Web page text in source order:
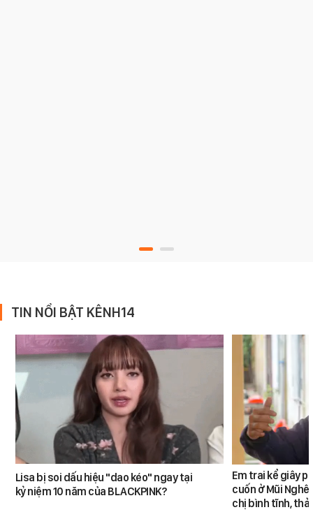
TIN NỔI BẬT KÊNH14
Lisa bị soi dấu hiệu "dao kéo" ngay tại
kỷ niệm 10 năm của BLACKPINK?
Em trai kể giây
cuốn ở Mũi
chị bình tĩnh,